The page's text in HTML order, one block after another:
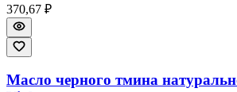
370,67 ₽
Масло черного тмина